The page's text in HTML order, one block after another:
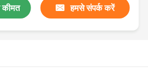
कीमत हमसे संपर्क करें